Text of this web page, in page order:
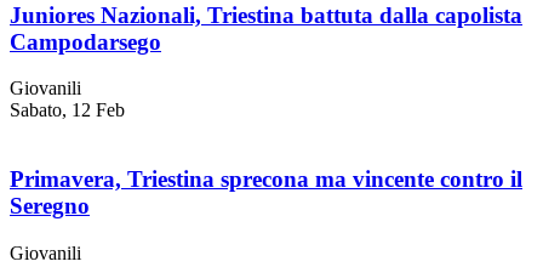
Juniores Nazionali, Triestina battuta dalla capolista
Campodarsego
Giovanili
Sabato, 12 Feb
Primavera, Triestina sprecona ma vincente contro il
Seregno
Giovanili